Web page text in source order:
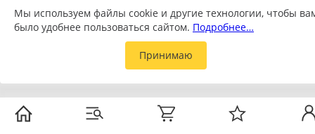
Мы используем файлы cookie и другие технологии, чтобы
было удобнее пользоваться сайтом. Подробнее…
Принимаю